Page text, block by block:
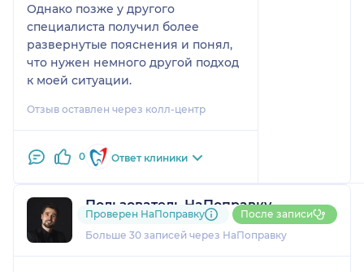
Однако позже у другого
специалиста получил более
развернутые пояснения и понял,
что нужен немного другой подход
к моей ситуации.
Отзыв оставлен через колл-центр
0 Ответ клиники
Пользователь НаПоправку
8 отзывов и1 оценка
Больше 30 записей через НаПоправку
Проверен НаПоправку После записи